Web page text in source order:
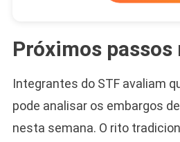
Próximos passos
Integrantes do STF avaliam
pode analisar os embargos
nesta semana. O rito